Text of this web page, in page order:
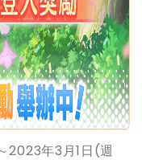
2023年3月1日(週